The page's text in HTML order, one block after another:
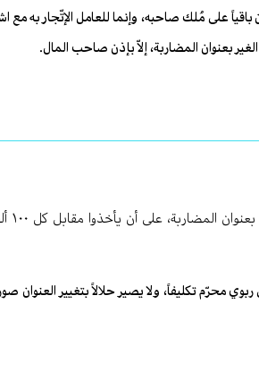
على مُلك صاحبه، وإنما للعامل الإتّجار به مع
بعنوان المضاربة، إلاّ بإذن صاحب المال.
ما هو
محرّم تكليفاً، ولا يصير حلالاً بتغيير العنوان